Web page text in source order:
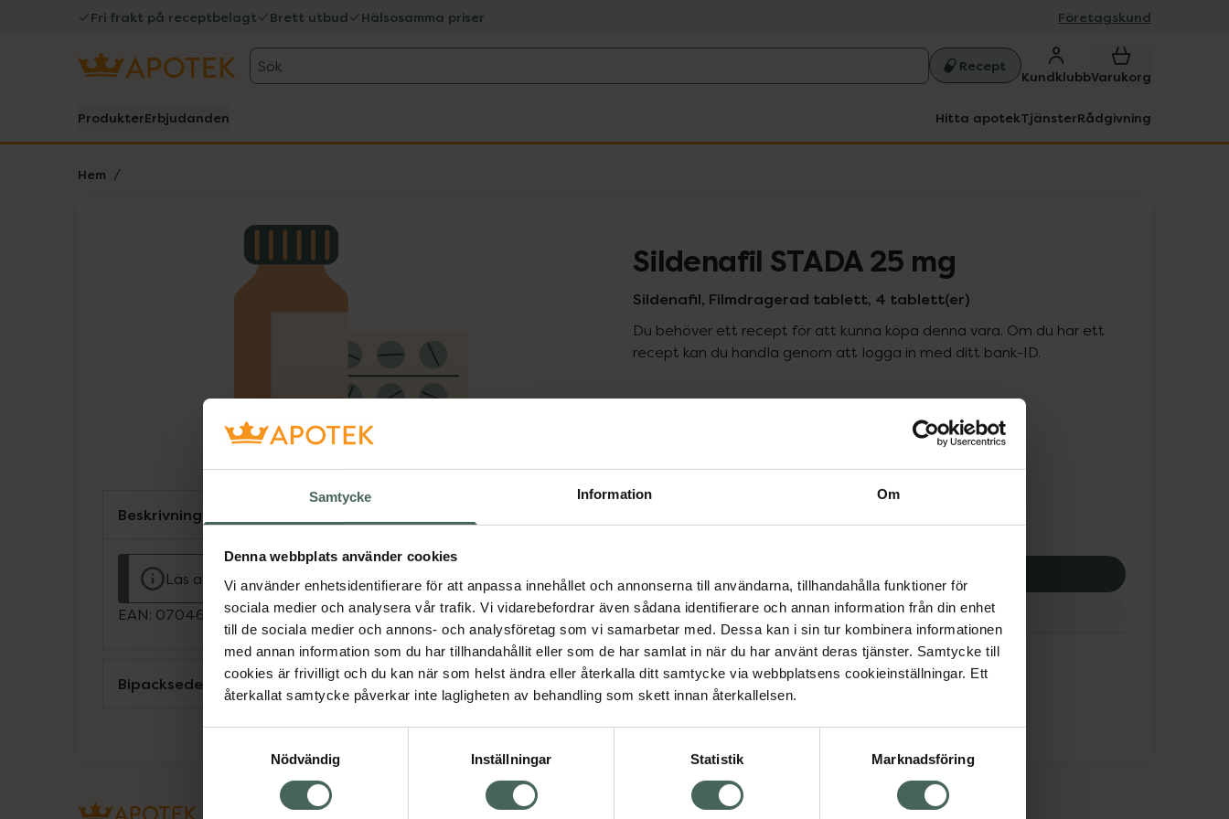
Samtycke Information Om
Denna webbplats använder cookies
Vi använder enhetsidentifierare för att anpassa innehållet och annonserna till användarna, tillhandahålla funktioner för
sociala medier och analysera vår trafik. Vi vidarebefordrar även sådana identifierare och annan information från din enhet
till de sociala medier och annons- och analysföretag som vi samarbetar med. Dessa kan i sin tur kombinera informationen
med annan information som du har tillhandahållit eller som de har samlat in när du har använt deras tjänster. Samtycke till
cookies är frivilligt och du kan när som helst ändra eller återkalla ditt samtycke via webbplatsens cookieinställningar. Ett
återkallat samtycke påverkar inte lagligheten av behandling som skett innan återkallelsen.
Nödvändig
Inställningar Statistik Marknadsföring
Fri frakt på receptbelagt Brett utbud Hälsosamma priser Företagskund
Sök Recept
KundklubbVarukorg
ProdukterErbjudanden Hitta apotekTjänsterRådgivning
Hem
Lista: . Innehåller 1 objekt. Sildenafil STADA 25 mg
Sildenafil, Filmdragerad tablett, 4 tablett(er)
Du behöver ett recept för att kunna köpa denna vara. Om du har ett
recept kan du handla genom att logga in med ditt bank-ID.
Pris med recept
Högkostnadsskyddet gäller inte
163 kr
I apotek:163 kr
Köp via ditt recept
Aktuella erbjudanden
Beskrivning
Läs alltid bipacksedeln innan användning.
EAN: 07046264198391
Bipacksedel från FASS Visa
Om recept och läkemedel